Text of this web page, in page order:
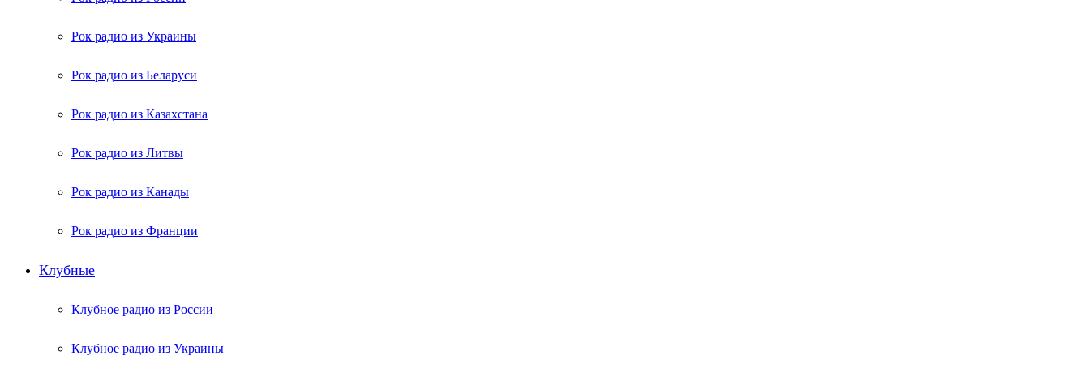
Рок радио из Украины
Рок радио из Беларуси
Рок радио из Казахстана
Рок радио из Литвы
Рок радио из Канады
Рок радио из Франции
Клубные
Клубное радио из России
Клубное радио из Украины